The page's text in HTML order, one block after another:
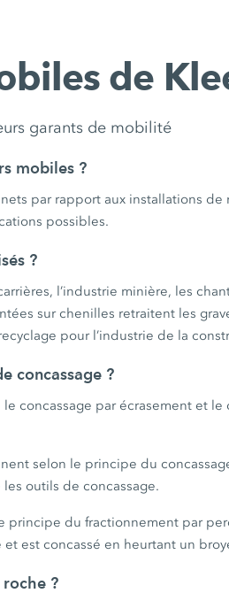
de
garants de mobilité
mobiles ?
par rapport aux installations de
possibles.
?
l’industrie minière, les
sur chenilles retraitent les
pour l’industrie de la
concassage ?
concassage par écrasement et le
selon le principe du
outils de concassage.
principe du fractionnement par
est concassé en heurtant un
?